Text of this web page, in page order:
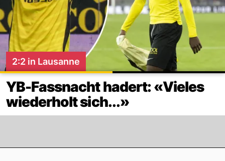
2:2 in Lausanne
YB-Fassnacht hadert: «Vieles
wiederholt sich...»